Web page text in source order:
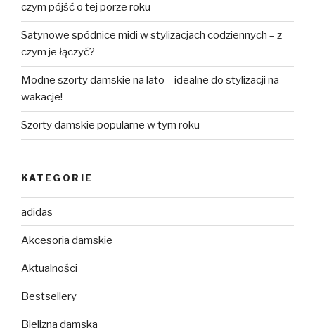
czym pójść o tej porze roku
Satynowe spódnice midi w stylizacjach codziennych – z
czym je łączyć?
Modne szorty damskie na lato – idealne do stylizacji na
wakacje!
Szorty damskie popularne w tym roku
KATEGORIE
adidas
Akcesoria damskie
Aktualności
Bestsellery
Bielizna damska